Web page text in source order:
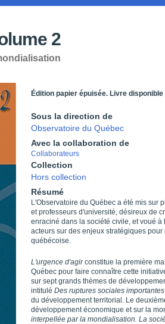
2
Édition papier épuisée. Livre
Sous la direction de
Observatoire du Québec
Avec la collaboration de
Collaborateurs
Collection
Hors collection
Résumé
L'Observatoire du Québec a été mis sur
et professeurs d'université, désireux de
enraciné dans la société civile, et voué
acteurs sur des enjeux stratégiques
québécoise.
L'urgence d'agirconstitue la première
Québec pour faire connaître cette
sur sept grands thèmes de
intitulé Des ruptures sociales importantes
du développement territorial. Le
développement économique et sur la
interpellée par la mondialisation. La